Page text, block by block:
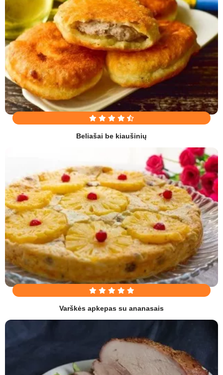
Beliašai be kiaušinių
Varškės apkepas su ananasais